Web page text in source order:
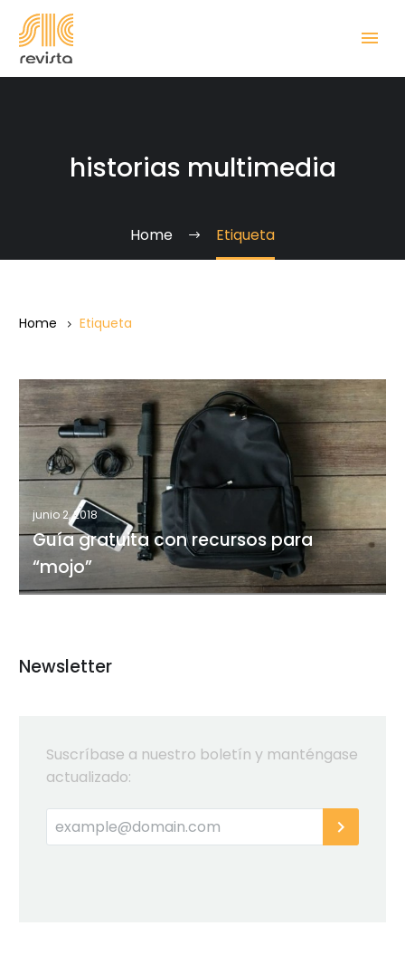
historias multimedia
Home Etiqueta
Home Etiqueta
Guía
gratuita
con
recursos
para
“mojo”
junio 2, 2018
Guía gratuita con recursos para
“mojo”
Newsletter
Suscríbase a nuestro boletín y manténgase
actualizado: